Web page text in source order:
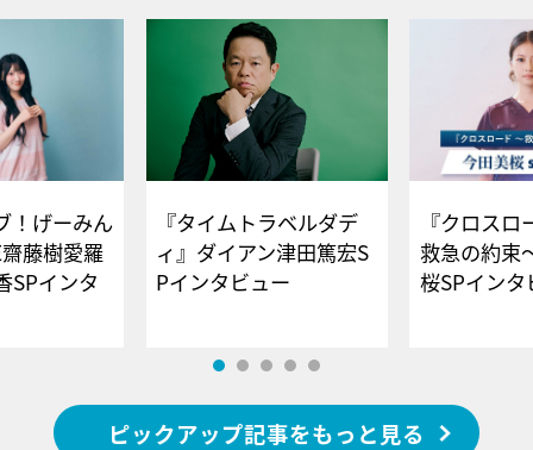
！げーみん
藤樹愛羅
SPインタ
『タイムトラベルダデ
ィ』ダイアン津田篤宏S
Pインタビュー
『クロス
救急の約束
桜SPイ
ピックアップ記事をもっと見る